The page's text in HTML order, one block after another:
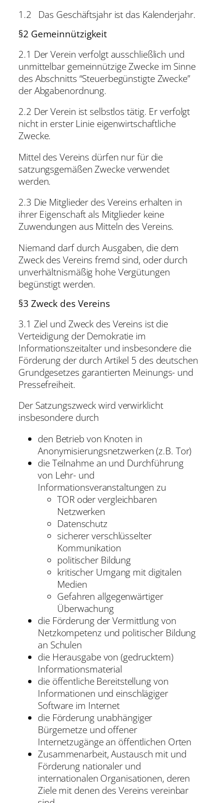
1.2 Das Geschäftsjahr ist das Kalenderjahr.
§2 Gemeinnützigkeit
2.1 Der Verein verfolgt ausschließlich und
unmittelbar gemeinnützige Zwecke im Sinne
des Abschnitts “Steuerbegünstigte Zwecke”
der Abgabenordnung.
2.2 Der Verein ist selbstlos tätig. Er verfolgt
nicht in erster Linie eigenwirtschaftliche
Zwecke.
Mittel des Vereins dürfen nur für die
satzungsgemäßen Zwecke verwendet
werden.
2.3 Die Mitglieder des Vereins erhalten in
ihrer Eigenschaft als Mitglieder keine
Zuwendungen aus Mitteln des Vereins.
Niemand darf durch Ausgaben, die dem
Zweck des Vereins fremd sind, oder durch
unverhältnismäßig hohe Vergütungen
begünstigt werden.
§3 Zweck des Vereins
3.1 Ziel und Zweck des Vereins ist die
Verteidigung der Demokratie im
Informationszeitalter und insbesondere die
Förderung der durch Artikel 5 des deutschen
Grundgesetzes garantierten Meinungs- und
Pressefreiheit.
Der Satzungszweck wird verwirklicht
insbesondere durch
den Betrieb von Knoten in
Anonymisierungsnetzwerken (z.B. Tor)
die Teilnahme an und Durchführung
von Lehr- und
Informationsveranstaltungen zu
TOR oder vergleichbaren
Netzwerken
Datenschutz
sicherer verschlüsselter
Kommunikation
politischer Bildung
kritischer Umgang mit digitalen
Medien
Gefahren allgegenwärtiger
Überwachung
die Förderung der Vermittlung von
Netzkompetenz und politischer Bildung
an Schulen
die Herausgabe von (gedrucktem)
Informationsmaterial
die öffentliche Bereitstellung von
Informationen und einschlägiger
Software im Internet
die Förderung unabhängiger
Bürgernetze und offener
Internetzugänge an öffentlichen Orten
Zusammenarbeit, Austausch mit und
Förderung nationaler und
internationalen Organisationen, deren
Ziele mit denen des Vereins vereinbar